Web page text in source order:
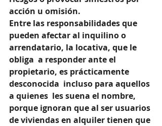
acción u omisión.
Entre las responsabilidades que
pueden afectar al inquilino o
arrendatario, la locativa, que le
obliga  a responder ante el
propietario, es prácticamente
desconocida  incluso para aquellos
a quienes  les suena el nombre,
porque ignoran que al ser usuarios
de viviendas en alquiler tienen que